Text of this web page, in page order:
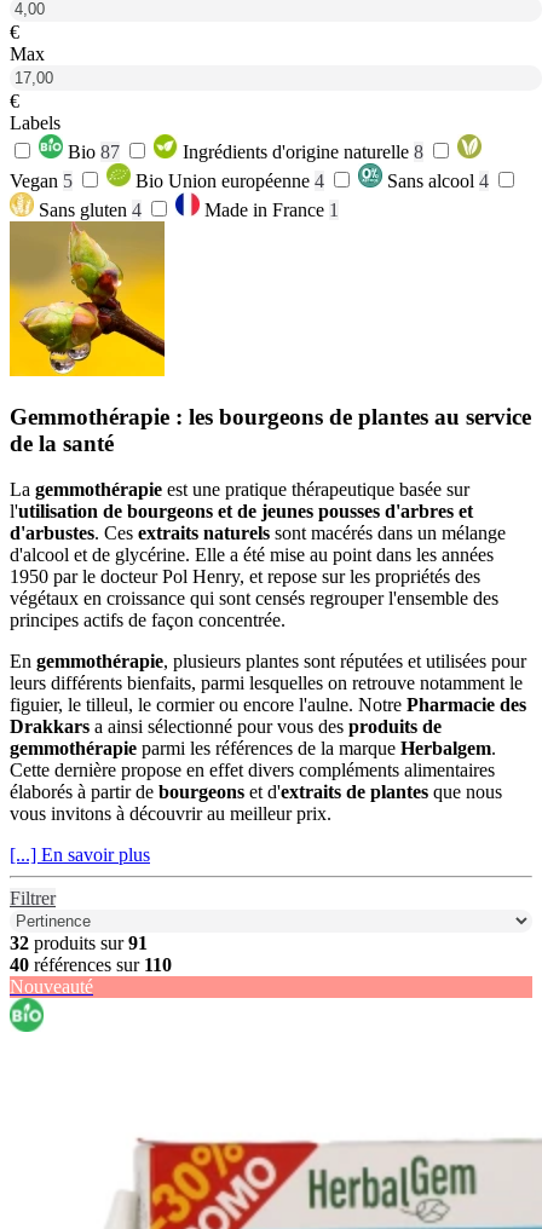
€
Max
€
Labels
Bio 87 Ingrédients d'origine naturelle 8
Vegan 5 Bio Union européenne 4 Sans alcool 4
Sans gluten 4 Made in France 1
Gemmothérapie : les bourgeons de plantes au service
de la santé
La gemmothérapie est une pratique thérapeutique basée sur
l'utilisation de bourgeons et de jeunes pousses d'arbres et
d'arbustes. Ces extraits naturels sont macérés dans un mélange
d'alcool et de glycérine. Elle a été mise au point dans les années
1950 par le docteur Pol Henry, et repose sur les propriétés des
végétaux en croissance qui sont censés regrouper l'ensemble des
principes actifs de façon concentrée.
En gemmothérapie, plusieurs plantes sont réputées et utilisées pour
leurs différents bienfaits, parmi lesquelles on retrouve notamment le
figuier, le tilleul, le cormier ou encore l'aulne. Notre Pharmacie des
Drakkars a ainsi sélectionné pour vous des produits de
gemmothérapie parmi les références de la marque Herbalgem.
Cette dernière propose en effet divers compléments alimentaires
élaborés à partir de bourgeons et d'extraits de plantes que nous
vous invitons à découvrir au meilleur prix.
[...] En savoir plus
Filtrer
32 produits sur91
40 références sur 110
Nouveauté